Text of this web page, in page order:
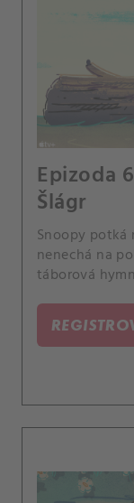
Epizoda
Šlágr
Snoopy potká
nenechá na
táborová